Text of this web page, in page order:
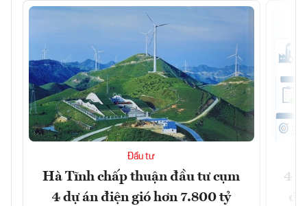
Đầu tư
Hà Tĩnh chấp thuận đầu tư cụm
4 dự án điện gió hơn 7.800 tỷ
41